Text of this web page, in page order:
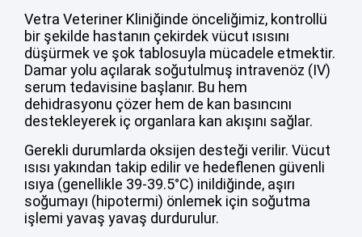
Vetra Veteriner Kliniğinde önceliğimiz, kontrollü
bir şekilde hastanın çekirdek vücut ısısını
düşürmek ve şok tablosuyla mücadele etmektir.
Damar yolu açılarak soğutulmuş intravenöz (IV)
serum tedavisine başlanır. Bu hem
dehidrasyonu çözer hem de kan basıncını
destekleyerek iç organlara kan akışını sağlar.
Gerekli durumlarda oksijen desteği verilir. Vücut
ısısı yakından takip edilir ve hedeflenen güvenli
ısıya (genellikle 39-39.5°C) inildiğinde, aşırı
soğumayı (hipotermi) önlemek için soğutma
işlemi yavaş yavaş durdurulur.